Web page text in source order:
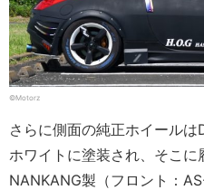
©Motorz
さらに側面の純正ホイール
ホワイトに塗装され、そこに
NANKANG製（フロント：